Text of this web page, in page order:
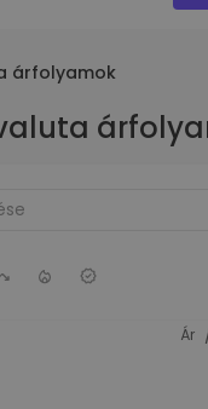
árfolyamok
Ár